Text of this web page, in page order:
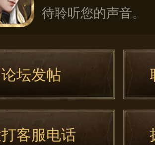
待聆听您的声音。
论坛发帖
客服电话